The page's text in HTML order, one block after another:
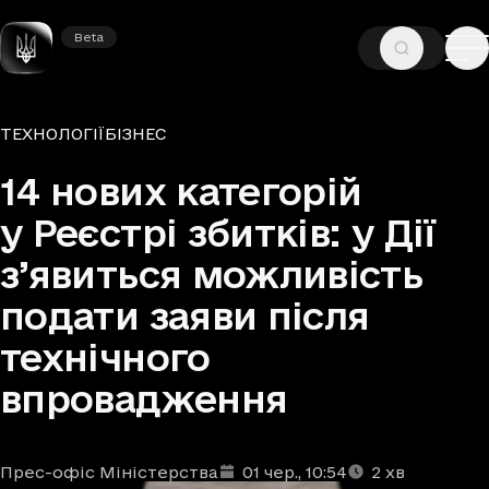
Beta
Beta
ГОЛОВНА —НОВИНИ
Рубрики
ТЕХНОЛОГІЇБІЗНЕС
14 нових категорій
у Реєстрі збитків: у Дії
з’явиться можливість
подати заяви після
технічного
впровадження
Автори
Прес-офіс Міністерства
Дата та час публікації: 01 чер., 10:54
Час читання: 2 хв